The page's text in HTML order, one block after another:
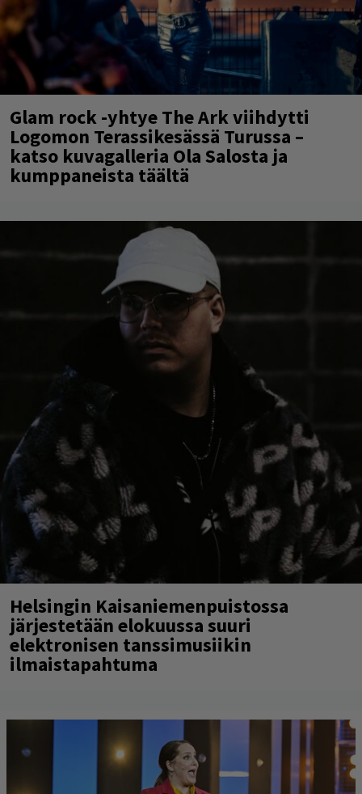
Glam rock -yhtye The Ark viihdytti
Logomon Terassikesässä Turussa –
katso kuvagalleria Ola Salosta ja
kumppaneista täältä
Helsingin Kaisaniemenpuistossa
järjestetään elokuussa suuri
elektronisen tanssimusiikin
ilmaistapahtuma